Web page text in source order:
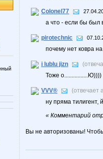
Colonel77
а что - если бы
pirotechnic
почему нет ковра
i lublu jizn
Тоже о................Ю))))
VVV®
(отвечает
ну пряма тилигент,
« Комментарий
Вы не авторизованы!